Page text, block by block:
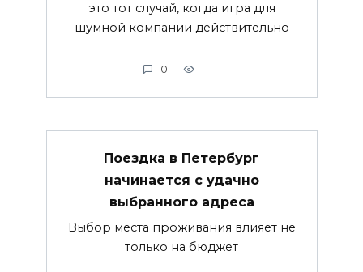
это тот случай, когда игра для
шумной компании действительно
0 1
Поездка в Петербург
начинается с удачно
выбранного адреса
Выбор места проживания влияет не
только на бюджет